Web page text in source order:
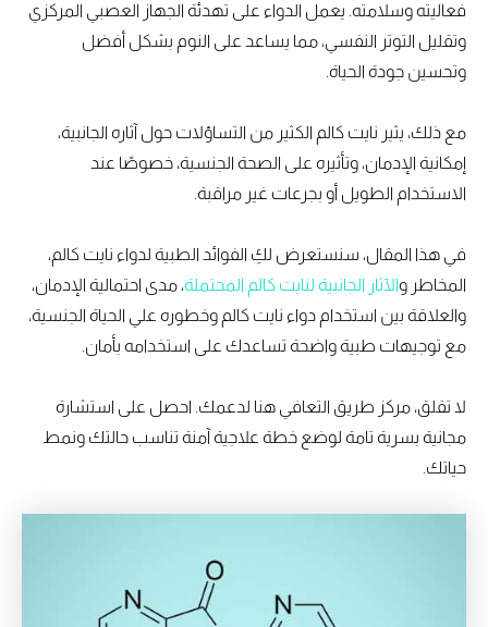
فعاليته وسلامته. يعمل الدواء على تهدئة الجهاز العصبي المركزي
وتقليل التوتر النفسي، مما يساعد على النوم بشكل أفضل
وتحسين جودة الحياة.
مع ذلك، يثير نايت كالم الكثير من التساؤلات حول آثاره الجانبية،
إمكانية الإدمان، وتأثيره على الصحة الجنسية، خصوصًا عند
الاستخدام الطويل أو بجرعات غير مراقبة.
في هذا المقال، سنستعرض لكِ الفوائد الطبية لدواء نايت كالم،
المخاطر و الآثار الجانبية لنايت كالم المحتملة، مدى احتمالية الإدمان،
والعلاقة بين استخدام دواء نايت كالم وخطوره علي الحياة الجنسية،
مع توجيهات طبية واضحة تساعدك على استخدامه بأمان.
لا تقلق، مركز طريق التعافي هنا لدعمك. احصل على استشارة
مجانية بسرية تامة لوضع خطة علاجية آمنة تناسب حالتك ونمط
حياتك.